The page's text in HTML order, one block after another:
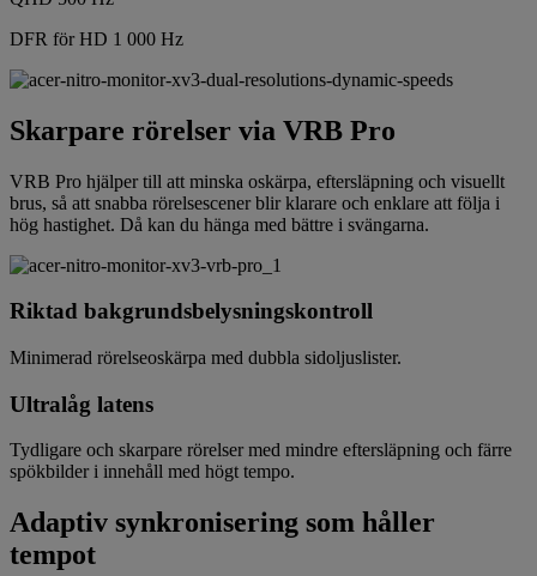
DFR för HD 1 000 Hz
Skarpare rörelser via VRB Pro
VRB Pro hjälper till att minska oskärpa, eftersläpning och visuellt
brus, så att snabba rörelsescener blir klarare och enklare att följa i
hög hastighet. Då kan du hänga med bättre i svängarna.
Riktad bakgrundsbelysningskontroll
Minimerad rörelseoskärpa med dubbla sidoljuslister.
Ultralåg latens
Tydligare och skarpare rörelser med mindre eftersläpning och färre
spökbilder i innehåll med högt tempo.
Adaptiv synkronisering som håller
tempot